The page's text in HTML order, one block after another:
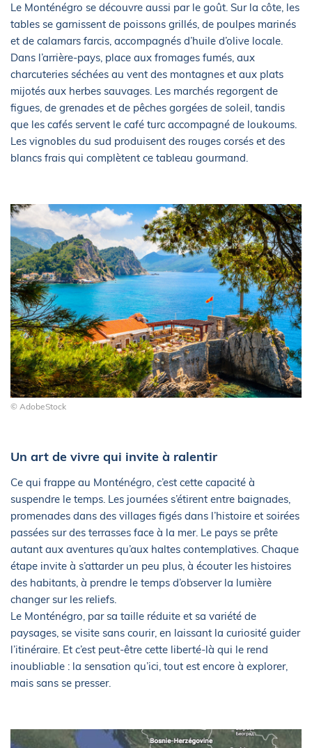
Le Monténégro se découvre aussi par le goût. Sur la côte, les
tables se garnissent de poissons grillés, de poulpes marinés
et de calamars farcis, accompagnés d’huile d’olive locale.
Dans l’arrière-pays, place aux fromages fumés, aux
charcuteries séchées au vent des montagnes et aux plats
mijotés aux herbes sauvages. Les marchés regorgent de
figues, de grenades et de pêches gorgées de soleil, tandis
que les cafés servent le café turc accompagné de loukoums.
Les vignobles du sud produisent des rouges corsés et des
blancs frais qui complètent ce tableau gourmand.
© AdobeStock
Un art de vivre qui invite à ralentir
Ce qui frappe au Monténégro, c’est cette capacité à
suspendre le temps. Les journées s’étirent entre baignades,
promenades dans des villages figés dans l’histoire et soirées
passées sur des terrasses face à la mer. Le pays se prête
autant aux aventures qu’aux haltes contemplatives. Chaque
étape invite à s’attarder un peu plus, à écouter les histoires
des habitants, à prendre le temps d’observer la lumière
changer sur les reliefs.
Le Monténégro, par sa taille réduite et sa variété de
paysages, se visite sans courir, en laissant la curiosité guider
l’itinéraire. Et c’est peut-être cette liberté-là qui le rend
inoubliable : la sensation qu’ici, tout est encore à explorer,
mais sans se presser.